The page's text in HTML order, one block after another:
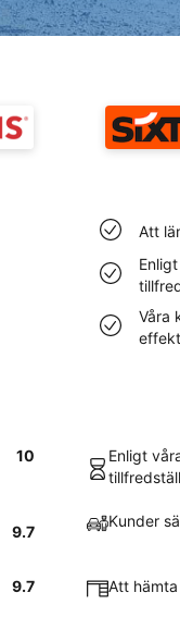
Att
Våra
10
Enligt
9.7
Kunder
9.7 Att